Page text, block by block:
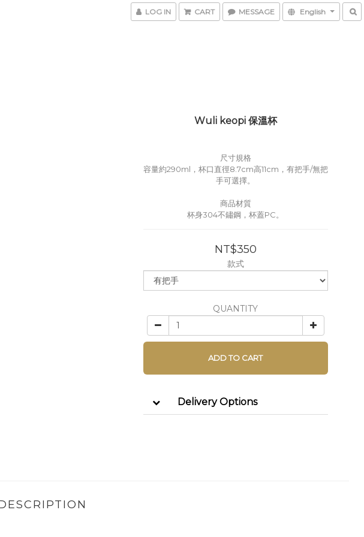
LOG IN CART MESSAGE English
Wuli keopi 保溫杯
尺寸規格
容量約290ml，杯口直徑8.7cm高11cm，有把手/無把
手可選擇。
商品材質
杯身304不鏽鋼，杯蓋PC。
NT$350
款式
QUANTITY
ADD TO CART
Delivery Options